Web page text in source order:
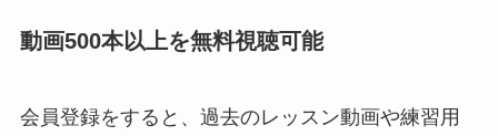
動画500本以上を無料視聴可能
会員登録をすると、過去のレッスン動画や練習用